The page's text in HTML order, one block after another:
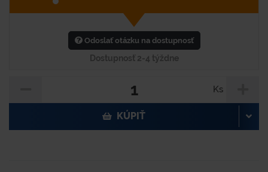
Odoslať otázku na dostupnosť
Dostupnosť 2-4 týždne
Ks
KÚPIŤ